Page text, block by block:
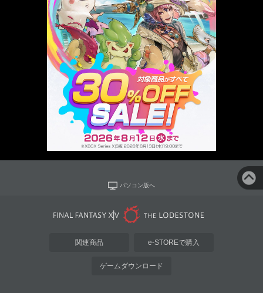
パソコン版へ
関連商品 e-STOREで購入
ゲームダウンロード